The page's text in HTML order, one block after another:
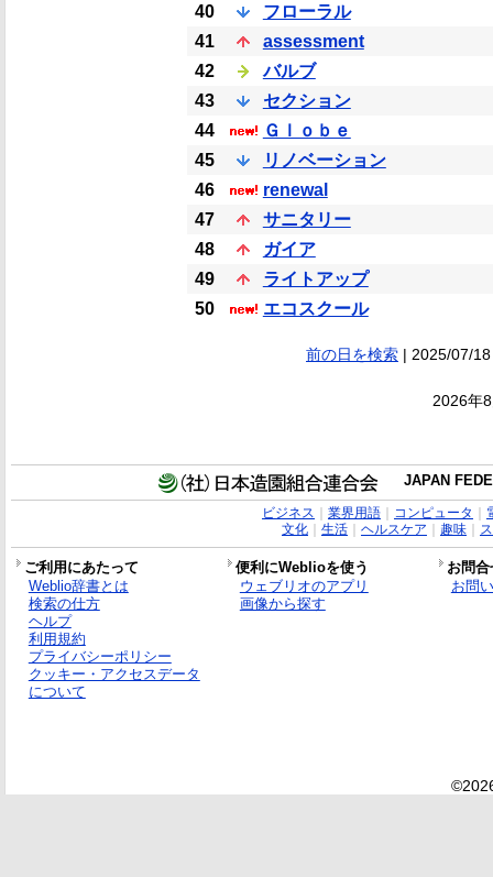
40
フローラル
41
assessment
42
バルブ
43
セクション
44
Ｇｌｏｂｅ
45
リノベーション
46
renewal
47
サニタリー
48
ガイア
49
ライトアップ
50
エコスクール
前の日を検索| 2025/07/
2026年
JAPAN
ビジネス 業界用語｜ コンピュータ
文化｜ 生活｜ ヘルスケア 趣味｜
ご利用にあたって 便利にWeblioを使う
お問
Weblio辞書とは
検索の仕方
ヘルプ
利用規約
プライバシーポリシー
クッキー・アクセスデータ
について
ウェブリオのアプリ
画像から探す
お問